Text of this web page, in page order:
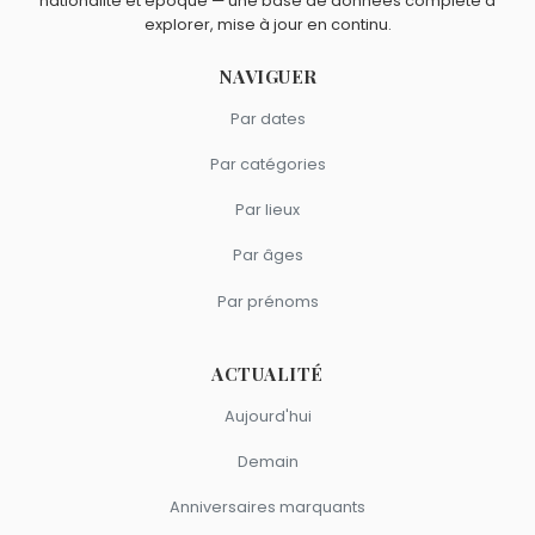
explorer, mise à jour en continu.
NAVIGUER
Par dates
Par catégories
Par lieux
Par âges
Par prénoms
ACTUALITÉ
Aujourd'hui
Demain
Anniversaires marquants